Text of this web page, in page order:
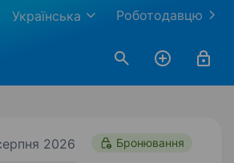
Роботодавцю
Українська
2026 Бронювання